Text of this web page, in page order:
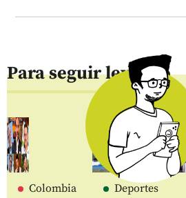
Para seguir leyendo
Colombia Deportes